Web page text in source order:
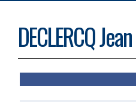
DECLERCQ Jean